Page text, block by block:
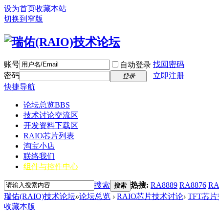
设为首页收藏本站
切换到窄版
账号 自动登录 找回密码
密码
登录
立即注册
快捷导航
论坛总览BBS
技术讨论交流区
开发资料下载区
RAIO芯片列表
淘宝小店
联络我们
组件与控件中心
搜索 搜索 热搜: RA8889 RA8876
瑞佑(RAIO)技术论坛»论坛总览 › RAIO芯片技术讨论› TFT芯
收藏本版